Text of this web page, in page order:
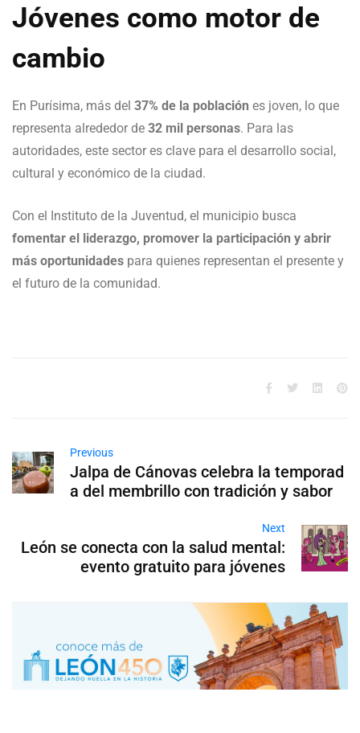
Jóvenes como motor de
cambio
En Purísima, más del 37% de la población es joven, lo que
representa alrededor de 32 mil personas. Para las
autoridades, este sector es clave para el desarrollo social,
cultural y económico de la ciudad.
Con el Instituto de la Juventud, el municipio busca
fomentar el liderazgo, promover la participación y abrir
más oportunidades para quienes representan el presente y
el futuro de la comunidad.
Previous
Jalpa de Cánovas celebra la temporad
a del membrillo con tradición y sabor
Next
León se conecta con la salud mental:
evento gratuito para jóvenes